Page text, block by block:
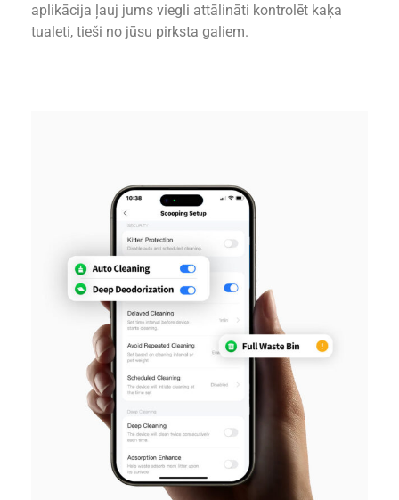
aplikācija ļauj jums viegli attālināti kontrolēt kaķa
tualeti, tieši no jūsu pirksta galiem.